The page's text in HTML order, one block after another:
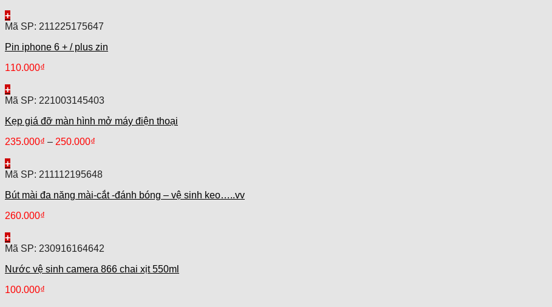
+
Mã SP: 211225175647
Pin iphone 6 + / plus zin
110.000₫
+
Mã SP: 221003145403
Kẹp giá đỡ màn hình mở máy điện thoại
235.000₫ – 250.000₫
+
Mã SP: 211112195648
Bút mài đa năng mài-cắt -đánh bóng – vệ sinh keo…..vv
260.000₫
+
Mã SP: 230916164642
Nước vệ sinh camera 866 chai xịt 550ml
100.000₫